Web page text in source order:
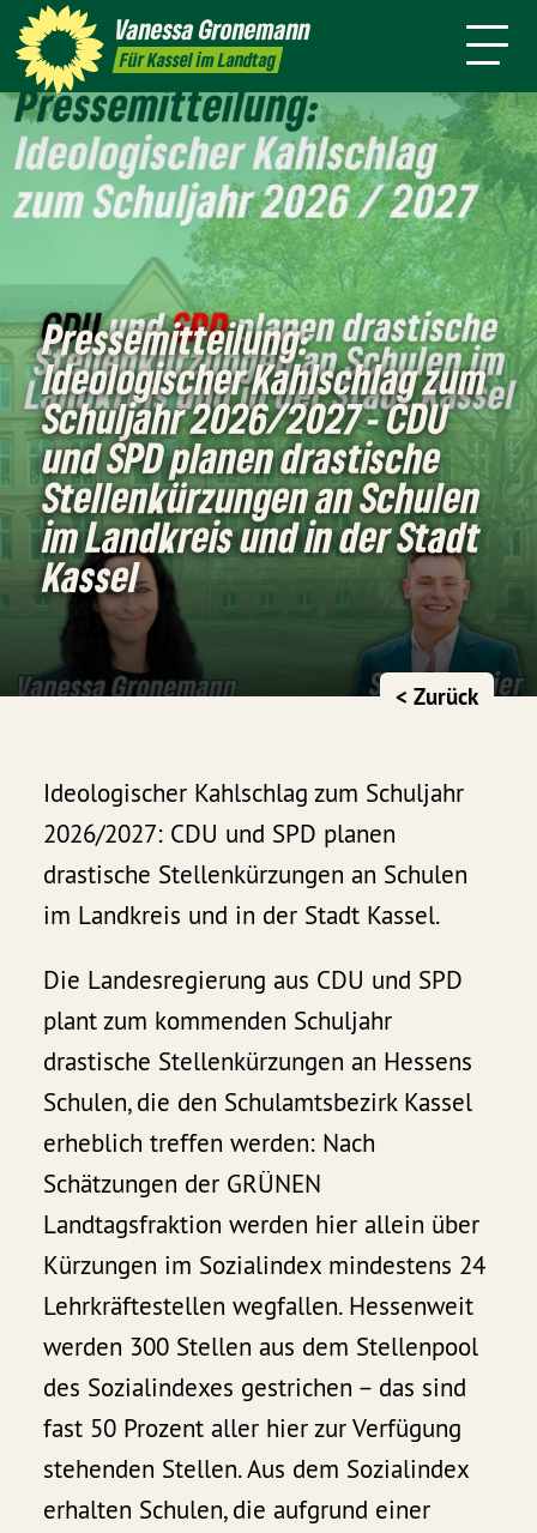
VanessaGronemann
Für Kassel im Landtag
Kontakt Mitmachen
Themen
Pressemitteilung:
Ideologischer Kahlschlag zum
Schuljahr 2026/2027 - CDU
und SPD planen drastische
Stellenkürzungen an Schulen
im Landkreis und in der Stadt
Kassel
< Zurück
Ideologischer Kahlschlag zum Schuljahr
2026/2027: CDU und SPD planen
drastische Stellenkürzungen an Schulen
im Landkreis und in der Stadt Kassel.
Die Landesregierung aus CDU und SPD
plant zum kommenden Schuljahr
drastische Stellenkürzungen an Hessens
Schulen, die den Schulamtsbezirk Kassel
erheblich treffen werden: Nach
Schätzungen der GRÜNEN
Landtagsfraktion werden hier allein über
Kürzungen im Sozialindex mindestens 24
Lehrkräftestellen wegfallen. Hessenweit
werden 300 Stellen aus dem Stellenpool
des Sozialindexes gestrichen – das sind
fast 50 Prozent aller hier zur Verfügung
stehenden Stellen. Aus dem Sozialindex
erhalten Schulen, die aufgrund einer